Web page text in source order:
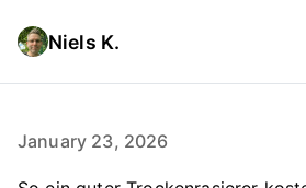
Niels K.
January 23, 2026